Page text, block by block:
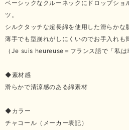
ベーシックなクルーネックにドロップショ
ツ。
シルクタッチな超長綿を使用した滑らかな
薄手でも型崩れがしにくいのでお手入れも
（Je suis heureuse＝フランス語で「私は
◆素材感
滑らかで清涼感のある綿素材
◆カラー
チャコール（メーカー表記）